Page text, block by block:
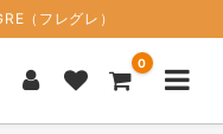
（フレグレ）
0